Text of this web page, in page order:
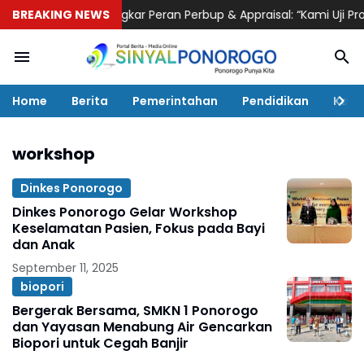
BREAKING NEWS
Hukum Bongkar Peran Perbup & Appraisal: “Kami Uji
Home Berita Pemerintahan Pendidikan
workshop
Dinkes Ponorogo
Dinkes Ponorogo Gelar Workshop
Keselamatan Pasien, Fokus pada Bayi
dan Anak
September 11, 2025
biopori
Bergerak Bersama, SMKN 1 Ponorogo
dan Yayasan Menabung Air Gencarkan
Biopori untuk Cegah Banjir